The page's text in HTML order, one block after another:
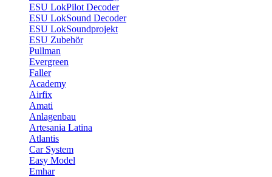
ESU LokPilot Decoder
ESU LokSound Decoder
ESU LokSoundprojekt
ESU Zubehör
Pullman
Evergreen
Faller
Academy
Airfix
Amati
Anlagenbau
Artesania Latina
Atlantis
Car System
Easy Model
Emhar